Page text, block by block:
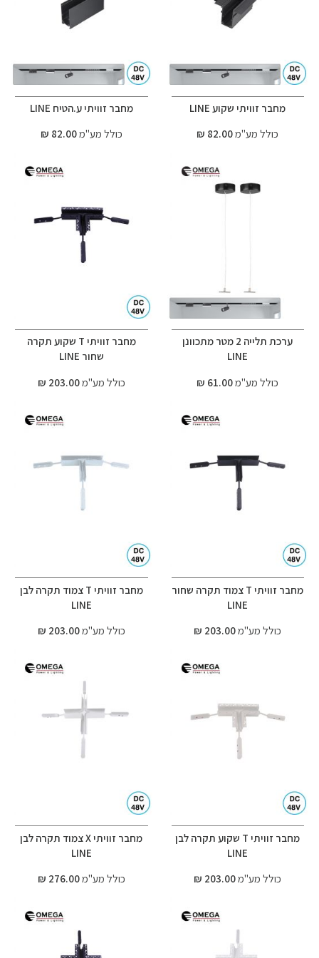
מחבר זוויתי שקוע LINE
כולל מע"מ82.00 ₪
מחבר זוויתי ע.הטיח LINE
כולל מע"מ82.00 ₪
ערכת תלייה 2 מטר מתכוונן
LINE
כולל מע"מ61.00 ₪
מחבר זוויתי T שקוע תקרה
שחור LINE
כולל מע"מ203.00 ₪
מחבר זוויתי T צמוד תקרה שחור
LINE
כולל מע"מ203.00 ₪
מחבר זוויתי T צמוד תקרה לבן
LINE
כולל מע"מ203.00 ₪
מחבר זוויתי T שקוע תקרה לבן
LINE
כולל מע"מ203.00 ₪
מחבר זוויתי X צמוד תקרה לבן
LINE
כולל מע"מ276.00 ₪